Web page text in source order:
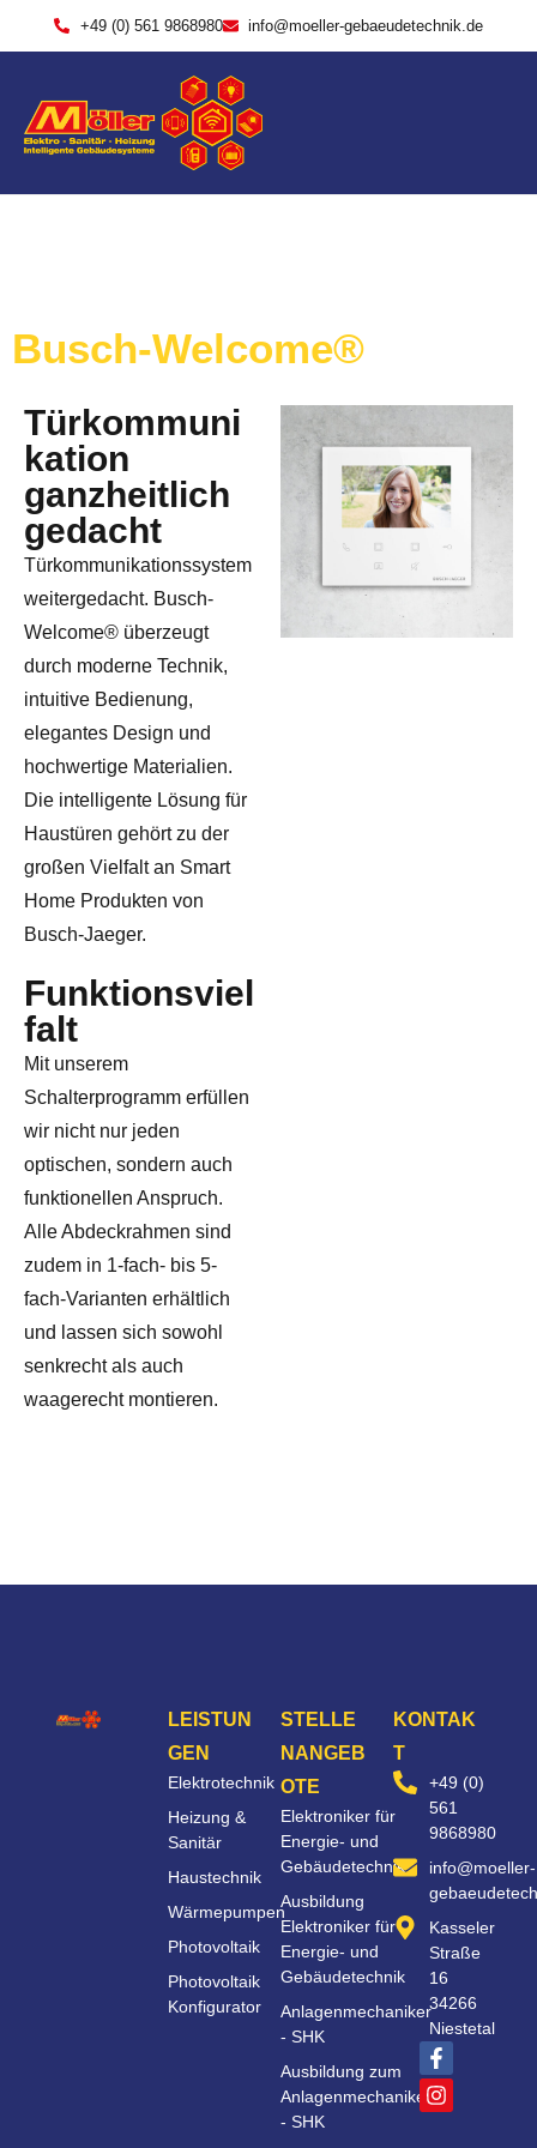
+49 (0) 561 9868980 info@moeller-gebaeudetechnik.de
Busch-Welcome®
Türkommuni
kation
ganzheitlich
gedacht
Türkommunikationssystem
weitergedacht. Busch-
Welcome® überzeugt
durch moderne Technik,
intuitive Bedienung,
elegantes Design und
hochwertige Materialien.
Die intelligente Lösung für
Haustüren gehört zu der
großen Vielfalt an Smart
Home Produkten von
Busch-Jaeger.
Funktionsviel
falt
Mit unserem
Schalterprogramm erfüllen
wir nicht nur jeden
optischen, sondern auch
funktionellen Anspruch.
Alle Abdeckrahmen sind
zudem in 1-fach- bis 5-
fach-Varianten erhältlich
und lassen sich sowohl
senkrecht als auch
waagerecht montieren.
LEISTUN
GEN
Elektrotechnik
Heizung &
Sanitär
Haustechnik
Wärmepumpen
Photovoltaik
Photovoltaik
Konfigurator
STELLE
NANGEB
OTE
Elektroniker für
Energie- und
Gebäudetechnik
Ausbildung
Elektroniker für
Energie- und
Gebäudetechnik
Anlagenmechaniker
- SHK
Ausbildung zum
Anlagenmechaniker
- SHK
KONTAK
T
+49 (0)
561
9868980
info@moeller-
Kasseler
Straße
16
34266
Niestetal